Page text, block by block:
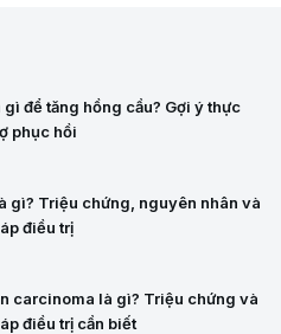
gì để tăng hồng cầu? Gợi ý thực
phục hồi
gì? Triệu chứng, nguyên nhân và
điều trị
carcinoma là gì? Triệu chứng và
điều trị cần biết